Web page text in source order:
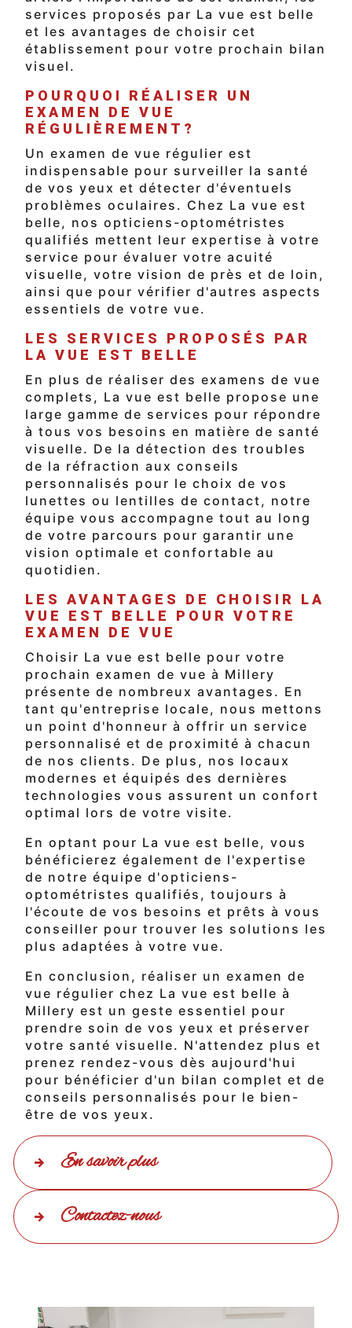
services proposés par La vue est belle
et les avantages de choisir cet
établissement pour votre prochain bilan
visuel.
POURQUOI RÉALISER UN
EXAMEN DE VUE
RÉGULIÈREMENT?
Un examen de vue régulier est
indispensable pour surveiller la santé
de vos yeux et détecter d'éventuels
problèmes oculaires. Chez La vue est
belle, nos opticiens-optométristes
qualifiés mettent leur expertise à votre
service pour évaluer votre acuité
visuelle, votre vision de près et de loin,
ainsi que pour vérifier d'autres aspects
essentiels de votre vue.
LES SERVICES PROPOSÉS PAR
LA VUE EST BELLE
En plus de réaliser des examens de vue
complets, La vue est belle propose une
large gamme de services pour répondre
à tous vos besoins en matière de santé
visuelle. De la détection des troubles
de la réfraction aux conseils
personnalisés pour le choix de vos
lunettes ou lentilles de contact, notre
équipe vous accompagne tout au long
de votre parcours pour garantir une
vision optimale et confortable au
quotidien.
LES AVANTAGES DE CHOISIR LA
VUE EST BELLE POUR VOTRE
EXAMEN DE VUE
Choisir La vue est belle pour votre
prochain examen de vue à Millery
présente de nombreux avantages. En
tant qu'entreprise locale, nous mettons
un point d'honneur à offrir un service
personnalisé et de proximité à chacun
de nos clients. De plus, nos locaux
modernes et équipés des dernières
technologies vous assurent un confort
optimal lors de votre visite.
En optant pour La vue est belle, vous
bénéficierez également de l'expertise
de notre équipe d'opticiens-
optométristes qualifiés, toujours à
l'écoute de vos besoins et prêts à vous
conseiller pour trouver les solutions les
plus adaptées à votre vue.
En conclusion, réaliser un examen de
vue régulier chez La vue est belle à
Millery est un geste essentiel pour
prendre soin de vos yeux et préserver
votre santé visuelle. N'attendez plus et
prenez rendez-vous dès aujourd'hui
pour bénéficier d'un bilan complet et de
conseils personnalisés pour le bien-
être de vos yeux.
En savoir plus
Contactez-nous